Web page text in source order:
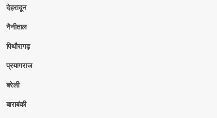
देहरादून
नैनीताल
पिथौरागढ़
प्रयागराज
बरेली
बाराबंकी